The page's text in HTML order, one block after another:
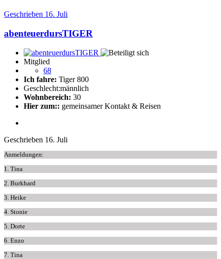
Geschrieben 16. Juli
abenteuerdursTIGER
Mitglied
68
Ich fahre: Tiger 800
Geschlecht:männlich
Wohnbereich: 30
Hier zum:: gemeinsamer Kontakt & Reisen
Geschrieben 16. Juli
Anmeldungen:
1. Tina
2. Burkhard
3. Heike
4. Stonie
5. Dorte
6. Enzo
7. Tina